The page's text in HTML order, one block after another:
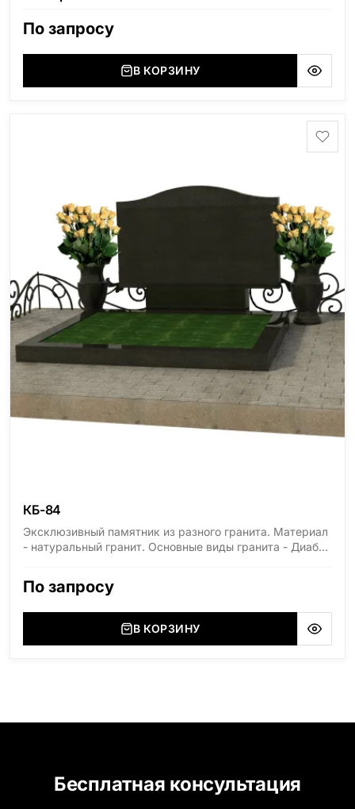
По запросу
В КОРЗИНУ
КБ-84
Эксклюзивный памятник из разного гранита. Материал
- натуральный гранит. Основные виды гранита - Диабаз
(Украина, Житомерская область), Лабродарит
(Украина, Житомерская область), Сюксюансаари
(Россия, Карелия), Амфиболит (Россия, Мурманская
По запросу
В КОРЗИНУ
Бесплатная консультация